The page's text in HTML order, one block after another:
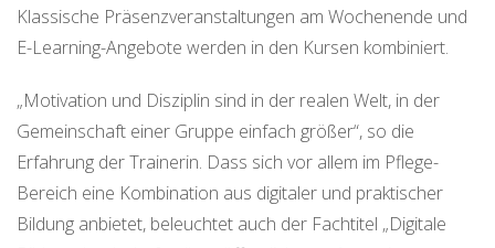
Klassische Präsenzveranstaltungen am Wochenende und
E-Learning-Angebote werden in den Kursen kombiniert.
„Motivation und Disziplin sind in der realen Welt, in der
Gemeinschaft einer Gruppe einfach größer“, so die
Erfahrung der Trainerin. Dass sich vor allem im Pflege-
Bereich eine Kombination aus digitaler und praktischer
Bildung anbietet, beleuchtet auch der Fachtitel „Digitale